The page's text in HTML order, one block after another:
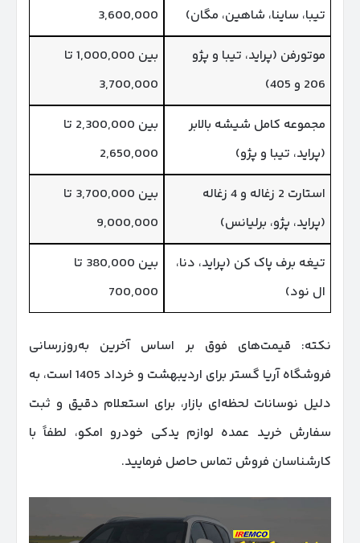
تیبا، ساینا، شاهین، مگان)
3,600,000
موتورفن (پراید، تیبا و پژو
206 و 405)
بین 1,000,000 تا
3,700,000
مجموعه کامل شیشه بالابر
(پراید، تیبا و پژو)
بین 2,300,000 تا
2,650,000
استارت 2 زغاله و 4 زغاله
(پراید، پژو، برلیانس)
بین 3,700,000 تا
9,000,000
تیغه برف پاک کن (پراید، دنا،
ال نود)
بین 380,000 تا
700,000
نکته: قیمت‌های فوق بر اساس آخرین به‌روزرسانی
فروشگاه آریا گستر برای اردیبهشت و خرداد 1405 است، به
دلیل نوسانات لحظه‌ای بازار، برای استعلام دقیق و ثبت
سفارش خرید عمده لوازم یدکی خودرو امکو، لطفاً با
کارشناسان فروش تماس حاصل فرمایید.